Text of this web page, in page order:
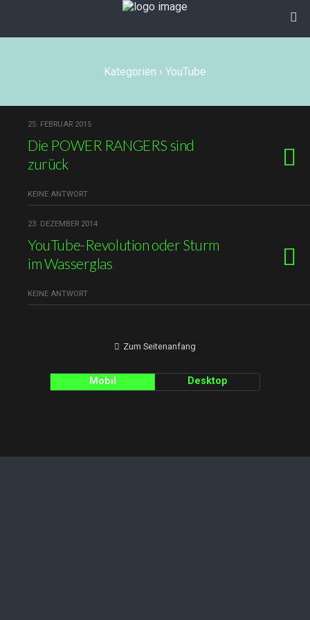
Kategorien › YouTube
25. FEBRUAR 2015
Die POWER RANGERS sind
zurück
KEINE ANTWORT
23. DEZEMBER 2014
YouTube-Revolution oder Sturm
im Wasserglas
KEINE ANTWORT
Zum Seitenanfang
Mobil Desktop